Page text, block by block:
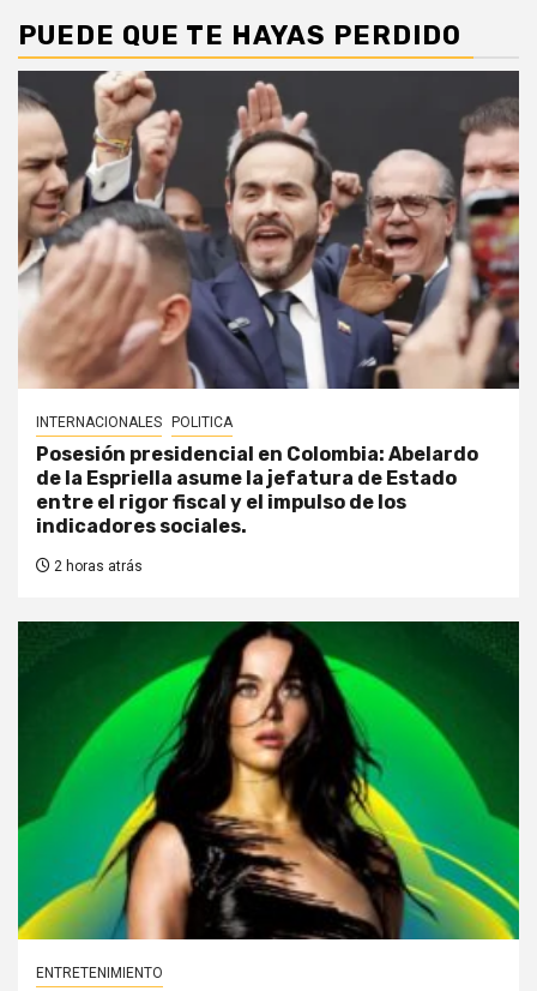
PUEDE QUE TE HAYAS PERDIDO
INTERNACIONALES POLITICA
Posesión presidencial en Colombia: Abelardo
de la Espriella asume la jefatura de Estado
entre el rigor fiscal y el impulso de los
indicadores sociales.
2 horas atrás
ENTRETENIMIENTO